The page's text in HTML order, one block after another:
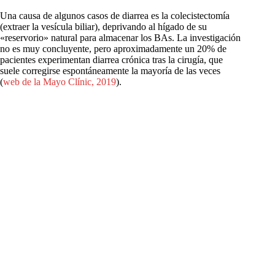
Una causa de algunos casos de diarrea es la colecistectomía
(extraer la vesícula biliar), deprivando al hígado de su
«reservorio» natural para almacenar los BAs. La investigación
no es muy concluyente, pero aproximadamente un 20% de
pacientes experimentan diarrea crónica tras la cirugía, que
suele corregirse espontáneamente la mayoría de las veces
(web de la Mayo Clínic, 2019).